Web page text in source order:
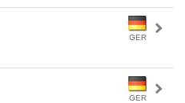
GER
GER